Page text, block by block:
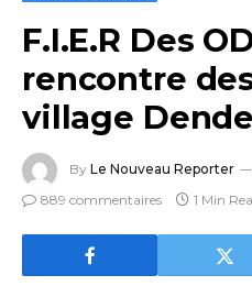
F.I.E.R Des
rencontre
village
By Le Nouveau Reporter
889 commentaires
1 Min